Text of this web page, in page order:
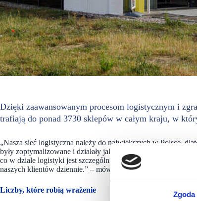
Zgoda
Dzięki zaawansowanym procesom logistycznym i
trafiają do ponad 3730 sklepów w całym kraju, w
„Nasza sieć logistyczna należy do największych w Polsce,
były zoptymalizowane i działały jak najsprawniej. Zgodnie z
co w dziale logistyki jest szczególnie ważne, aby móc
naszych klientów dziennie.” – mówi Michał Brzęczek,
Liczby, które robią wrażenie